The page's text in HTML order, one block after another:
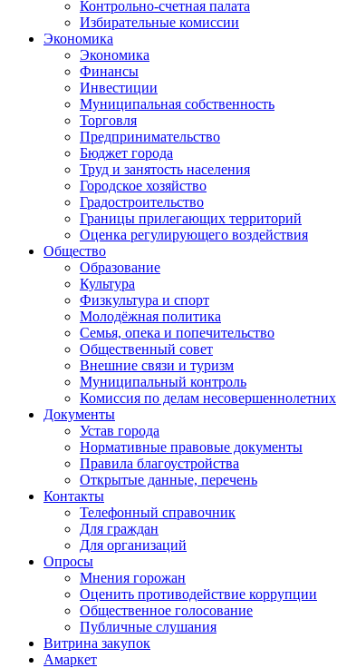
Контрольно-счетная палата
Избирательные комиссии
Экономика
Экономика
Финансы
Инвестиции
Муниципальная собственность
Торговля
Предпринимательство
Бюджет города
Труд и занятость населения
Городское хозяйство
Градостроительство
Границы прилегающих территорий
Оценка регулирующего воздействия
Общество
Образование
Культура
Физкультура и спорт
Молодёжная политика
Семья, опека и попечительство
Общественный совет
Внешние связи и туризм
Муниципальный контроль
Комиссия по делам несовершеннолетних
Документы
Устав города
Нормативные правовые документы
Правила благоустройства
Открытые данные, перечень
Контакты
Телефонный справочник
Для граждан
Для организаций
Опросы
Мнения горожан
Оценить противодействие коррупции
Общественное голосование
Публичные слушания
Витрина закупок
Амаркет